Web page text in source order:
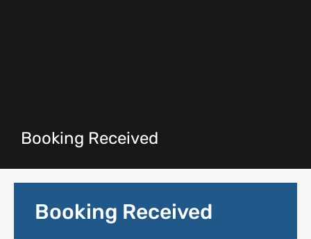
Booking Received
Booking Received